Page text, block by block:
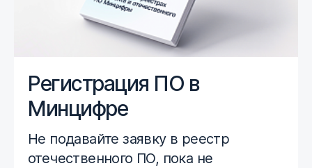
Регистрация ПО в
Минцифре
Не подавайте заявку в реестр
отечественного ПО, пока не